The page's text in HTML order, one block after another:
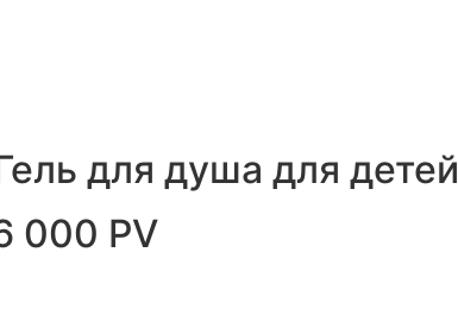
для душа для детей
000 PV